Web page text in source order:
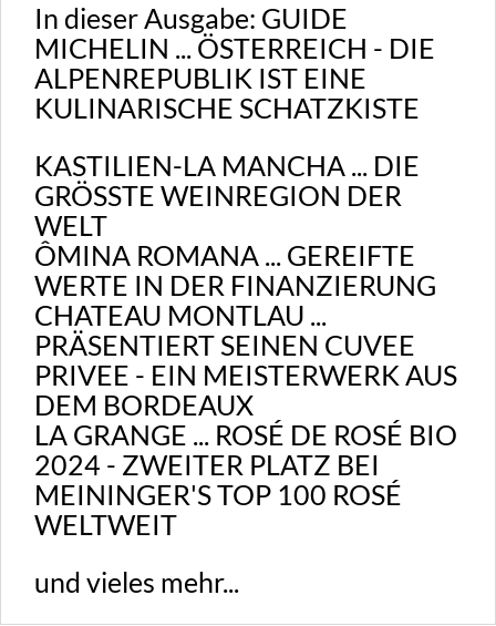
In dieser Ausgabe: GUIDE
MICHELIN ... ÖSTERREICH - DIE
ALPENREPUBLIK IST EINE
KULINARISCHE SCHATZKISTE
KASTILIEN-LA MANCHA ... DIE
GRÖSSTE WEINREGION DER
WELT
ÔMINA ROMANA ... GEREIFTE
WERTE IN DER FINANZIERUNG
CHATEAU MONTLAU ...
PRÄSENTIERT SEINEN CUVEE
PRIVEE - EIN MEISTERWERK AUS
DEM BORDEAUX
LA GRANGE ... ROSÉ DE ROSÉ BIO
2024 - ZWEITER PLATZ BEI
MEININGER'S TOP 100 ROSÉ
WELTWEIT
und vieles mehr...